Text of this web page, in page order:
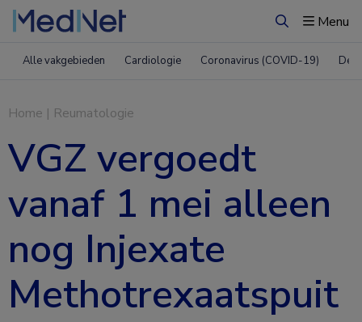
ZoekenMenu
Alle vakgebieden Cardiologie Coronavirus (COVID-19)
Home | Reumatologie
VGZ vergoedt
vanaf 1 mei alleen
nog Injexate
Methotrexaatspuit